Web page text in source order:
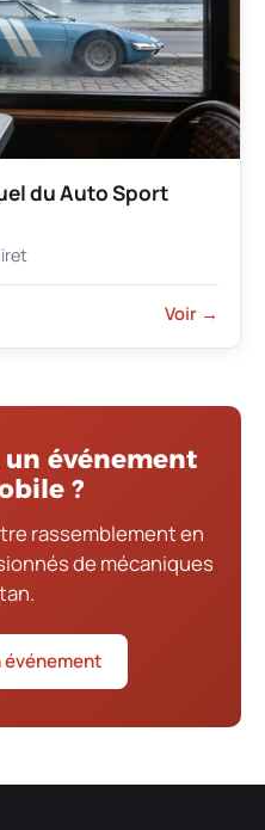
du Auto Sport
Voir →
un événement
?
rassemblement en
de mécaniques
événement